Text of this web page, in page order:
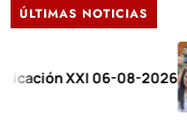
ÚLTIMAS NOTICIAS
XXI 06-08-2026